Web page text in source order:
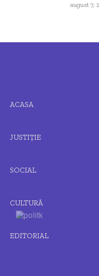
august 7,
ACASA
JUSTIȚIE
SOCIAL
CULTURĂ
EDITORIAL